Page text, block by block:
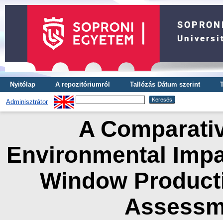
Nyitólap A repozitóriumról Tallózás Dátum szerint
Adminisztrátor
A
Environmental
Window